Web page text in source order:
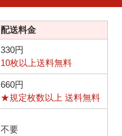
配送料金
330円
10枚以上送料無料
660円
★規定枚数以上 送料無料
不要